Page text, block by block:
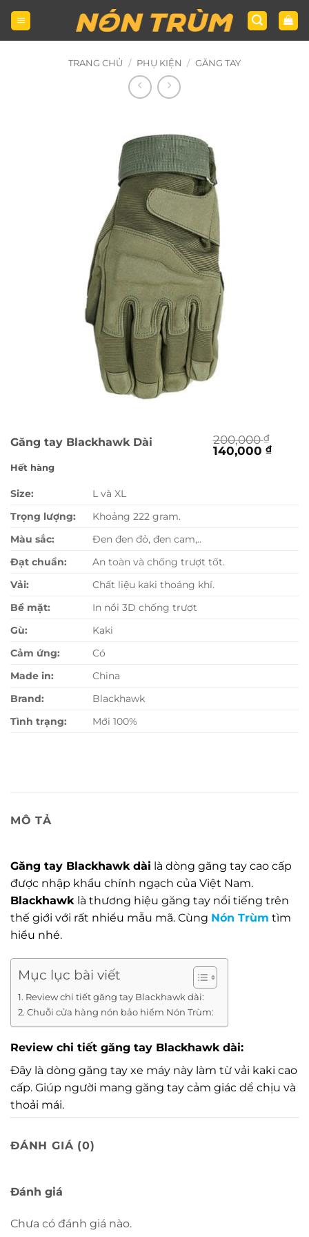
Bỏ
qua
nội
TRANG CHỦ / PHỤ KIỆN / GĂNG TAY
Găng tay Blackhawk Dài 200,000₫
Giá
140,000 ₫Giá
Hết hàng
Size:
L và XL
Trọng lượng:
Khoảng 222 gram.
Màu sắc:
Đen đen đỏ, đen cam,..
Đạt chuẩn:
An toàn và chống trượt tốt.
Vải:
Chất liệu kaki thoáng khí.
Bề mặt:
In nổi 3D chống trượt
Gù:
Kaki
Cảm ứng:
Có
Made in:
China
Brand:
Blackhawk
Tình trạng:
Mới 100%
MÔ TẢ
Găng tay Blackhawk dài là dòng găng tay cao cấp
được nhập khẩu chính ngạch của Việt Nam.
Blackhawk là thương hiệu găng tay nổi tiếng trên
thế giới với rất nhiểu mẫu mã. Cùng Nón Trùm tìm
hiểu nhé.
Mục lục bài viết
Review chi tiết găng tay Blackhawk dài:
Chuỗi cửa hàng nón bảo hiểm Nón Trùm:
Review chi tiết găng tay Blackhawk dài:
Đây là dòng găng tay xe máy này làm từ vải kaki cao
cấp. Giúp người mang găng tay cảm giác dể chịu và
thoải mái.
ngon tay.
Điểm mạnh nhất của
bên trong bàn tay được làm bằng vải da cao cấp để
chống trượt rất tốt. Gia tăng khả năng bám chắc
ĐÁNH GIÁ (0)
Đánh giá
Chưa có đánh giá nào.